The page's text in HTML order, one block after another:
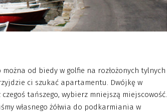
od biedy w golfie na rozłożonych tylnych
ci szukać apartamentu. Dwójkę w
czegoś tańszego, wybierz mniejszą miejscowość.
własnego żółwia do podkarmiania w